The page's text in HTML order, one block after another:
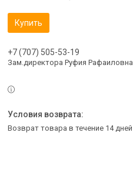
Купить
+7 (707) 505-53-19
Зам.директора Руфия Рафаиловна
возврат товара в течение 14 дней